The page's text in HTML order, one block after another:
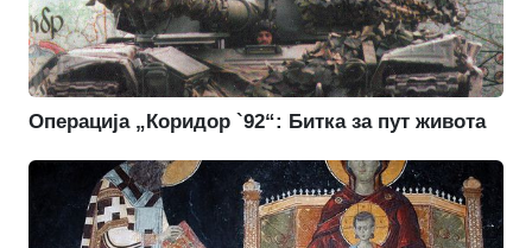
Операција „Коридор `92“: Битка за пут живота